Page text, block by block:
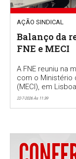
AÇÃO SINDICAL
Balanço da
FNE e MECI
A FNE reuniu na
com o Ministério
(MECI), em
22-7-2026 Às 11:39